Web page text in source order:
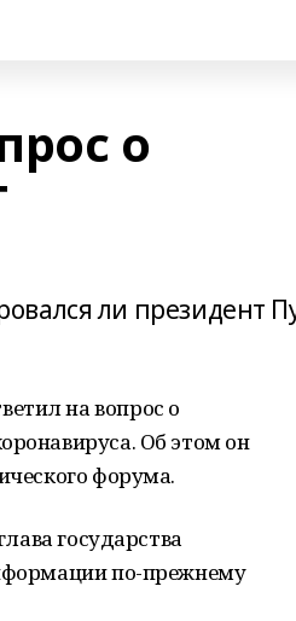
о
ли президент
на вопрос о
Об этом он
форума.
государства
по-прежнему